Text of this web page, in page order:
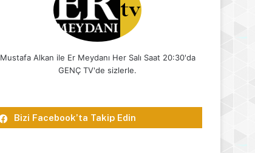
Mustafa Alkan ile Er Meydanı Her Salı Saat 20:30'da
GENÇ TV'de sizlerle.
Bizi Facebook’ta Takip Edin